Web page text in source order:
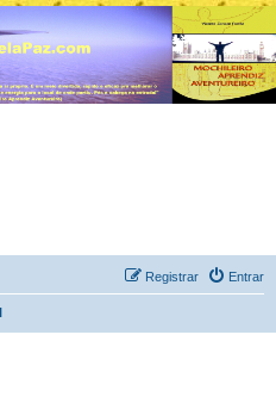
Entrar
Registrar